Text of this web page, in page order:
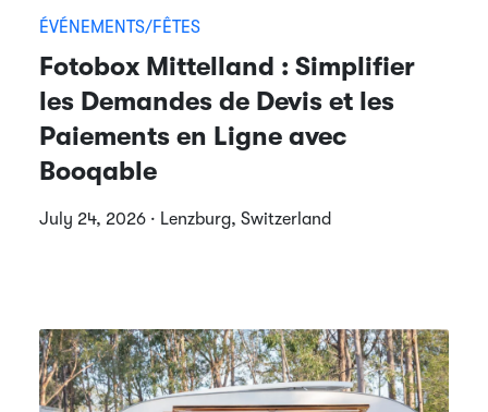
ÉVÉNEMENTS/FÊTES
Fotobox Mittelland : Simplifier
les Demandes de Devis et les
Paiements en Ligne avec
Booqable
July 24, 2026 · Lenzburg, Switzerland